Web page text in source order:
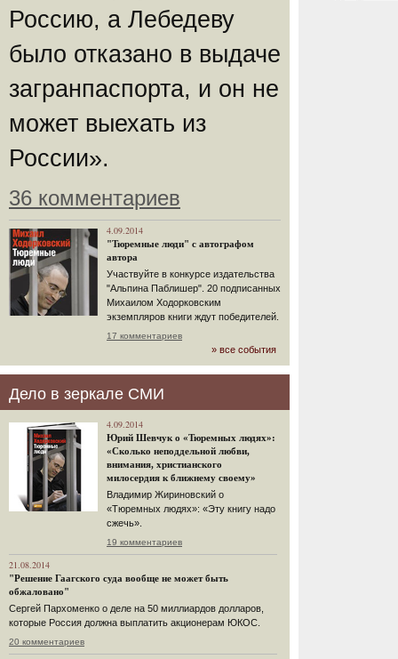
Россию, а Лебедеву
было отказано в выдаче
загранпаспорта, и он не
может выехать из
России».
36 комментариев
4.09.2014
"Тюремные люди" с автографом
автора
Участвуйте в конкурсе издательства
"Альпина Паблишер". 20 подписанных
Михаилом Ходорковским
экземпляров книги ждут победителей.
17 комментариев
» все события
Дело в зеркале СМИ
4.09.2014
Юрий Шевчук о «Тюремных людях»:
«Сколько неподдельной любви,
внимания, христианского
милосердия к ближнему своему»
Владимир Жириновский о
«Тюремных людях»: «Эту книгу надо
сжечь».
19 комментариев
21.08.2014
"Решение Гаагского суда вообще не может быть
обжаловано"
Сергей Пархоменко о деле на 50 миллиардов долларов,
которые Россия должна выплатить акционерам ЮКОС.
20 комментариев